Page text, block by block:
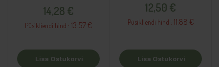
14,28 €
Püsikliendi hind : 13.57 €
Lisa Ostukorvi
12,50 €
Püsikliendi hind : 11.88 €
Lisa Ostukorvi